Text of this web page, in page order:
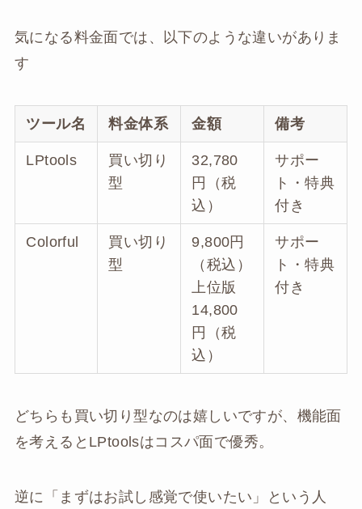
気になる料金面では、以下のような違いがありま
す
ツール名 料金体系 金額 備考
LPtools
買い切り
型
32,780
円（税
込）
サポー
ト・特典
付き
Colorful
買い切り
型
9,800円
（税込）
上位版
14,800
円（税
込）
サポー
ト・特典
付き
どちらも買い切り型なのは嬉しいですが、機能面
を考えるとLPtoolsはコスパ面で優秀。
逆に「まずはお試し感覚で使いたい」という人